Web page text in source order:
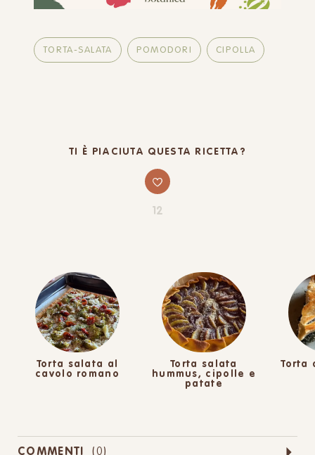
TORTA-SALATA POMODORI CIPOLLA
TI È PIACIUTA QUESTA RICETTA?
12
Torta salata al
cavolo romano
Torta salata
hummus, cipolle e
patate
Torta
COMMENTI (0)